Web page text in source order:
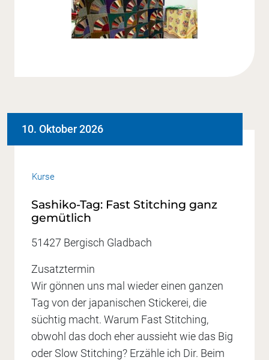
Kurse
10. Oktober 2026
Sashiko-Tag: Fast Stitching ganz
gemütlich
51427 Bergisch Gladbach
Zusatztermin
Wir gönnen uns mal wieder einen ganzen
Tag von der japanischen Stickerei, die
süchtig macht. Warum Fast Stitching,
obwohl das doch eher aussieht wie das Big
oder Slow Stitching? Erzähle ich Dir. Beim